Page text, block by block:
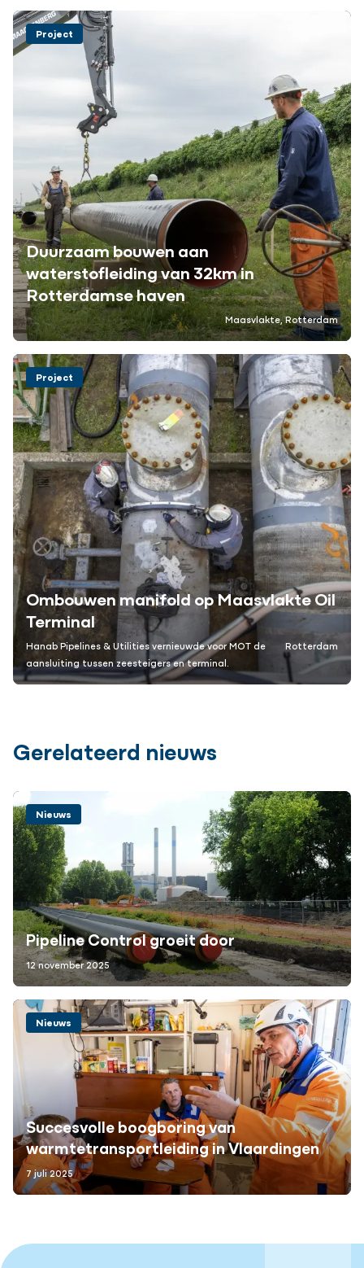
Duurzaam bouwen aan
waterstofleiding van 32km in
Rotterdamse haven
Project
Maasvlakte, Rotterdam
Ombouwen manifold op Maasvlakte Oil
Terminal
Project
Hanab Pipelines & Utilities vernieuwde voor MOT de
aansluiting tussen zeesteigers en terminal.
Rotterdam
Gerelateerd nieuws
Pipeline Control groeit door
Nieuws
12 november 2025
Succesvolle boogboring van
warmtetransportleiding in Vlaardingen
Nieuws
7 juli 2025